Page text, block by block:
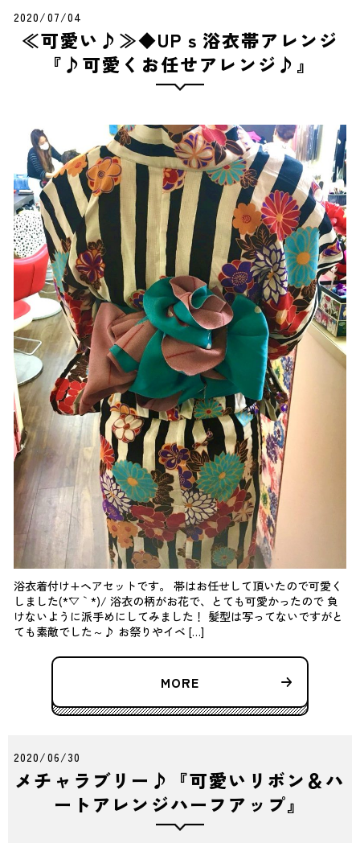
2020/07/04
≪可愛い♪≫◆UPｓ浴衣帯アレンジ
『♪可愛くお任せアレンジ♪』
浴衣着付け+ヘアセットです。 帯はお任せして頂いたので可愛く
しました(*´▽｀*)/ 浴衣の柄がお花で、とても可愛かったので 負
けないように派手めにしてみました！ 髪型は写ってないですがと
ても素敵でした～♪ お祭りやイベ […]
MORE
2020/06/30
メチャラブリー♪『可愛いリボン＆ハ
ートアレンジハーフアップ』